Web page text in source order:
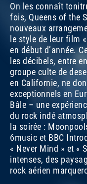
On les connaît
fois, Queens of the
nouveaux
le style de leur film «
en début d’année.
les décibels, entre
groupe culte de
en Californie, ne
exceptionnels en
Bâle – une
du rock indé
la soirée :
6music et BBC
« Never Mind » et «
intenses, des
rock aérien